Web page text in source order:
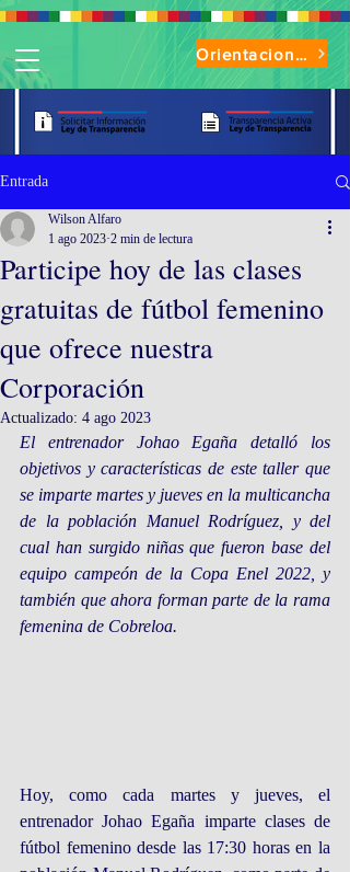
Orientaciones de Uso Parque Oasis
Entrada
Participe hoy de las clases
gratuitas de fútbol femenino
que ofrece nuestra
Corporación
Wilson Alfaro
1 ago 2023 2 min de lectura
Actualizado: 4 ago 2023
El entrenador Johao Egaña detalló los
objetivos y características de este taller que
se imparte martes y jueves en la multicancha
de la población Manuel Rodríguez, y del
cual han surgido niñas que fueron base del
equipo campeón de la Copa Enel 2022, y
también que ahora forman parte de la rama
femenina de Cobreloa.
Hoy, como cada martes y jueves, el
entrenador Johao Egaña imparte clases de
fútbol femenino desde las 17:30 horas en la